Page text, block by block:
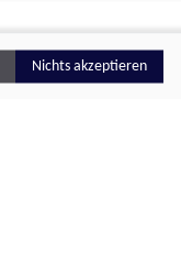
Nichts akzeptieren